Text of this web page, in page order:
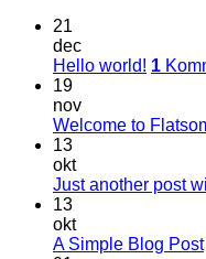
21
dec
Hello world! 1
19
nov
Welcome to
13
okt
Just another post
13
okt
A Simple Blog Post